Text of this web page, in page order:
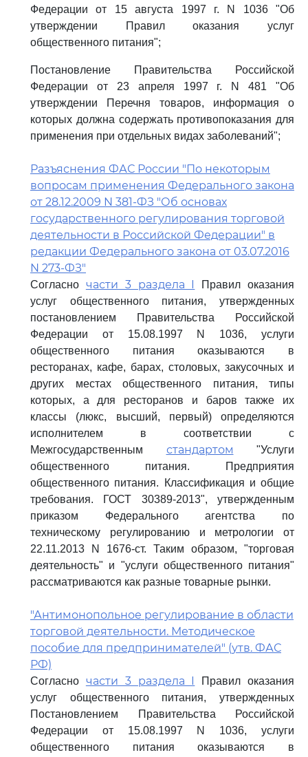
Федерации от 15 августа 1997 г. N 1036 "Об
утверждении Правил оказания услуг
общественного питания";
Постановление Правительства Российской
Федерации от 23 апреля 1997 г. N 481 "Об
утверждении Перечня товаров, информация о
которых должна содержать противопоказания для
применения при отдельных видах заболеваний";
Разъяснения ФАС России "По некоторым
вопросам применения Федерального закона
от 28.12.2009 N 381-ФЗ "Об основах
государственного регулирования торговой
деятельности в Российской Федерации" в
редакции Федерального закона от 03.07.2016
N 273-ФЗ"
Согласно части 3 раздела I
Правил оказания
услуг общественного питания, утвержденных
постановлением Правительства Российской
Федерации от 15.08.1997 N 1036, услуги
общественного питания оказываются в
ресторанах, кафе, барах, столовых, закусочных и
других местах общественного питания, типы
которых, а для ресторанов и баров также их
классы (люкс, высший, первый) определяются
исполнителем в соответствии с
Межгосударственным стандартом "Услуги
общественного питания. Предприятия
общественного питания. Классификация и общие
требования. ГОСТ 30389-2013", утвержденным
приказом Федерального агентства по
техническому регулированию и метрологии от
22.11.2013 N 1676-ст. Таким образом, "торговая
деятельность" и "услуги общественного питания"
рассматриваются как разные товарные рынки.
"Антимонопольное регулирование в области
торговой деятельности. Методическое
пособие для предпринимателей" (утв. ФАС
РФ)
Согласно части 3 раздела I
Правил оказания
услуг общественного питания, утвержденных
Постановлением Правительства Российской
Федерации от 15.08.1997 N 1036, услуги
общественного питания оказываются в